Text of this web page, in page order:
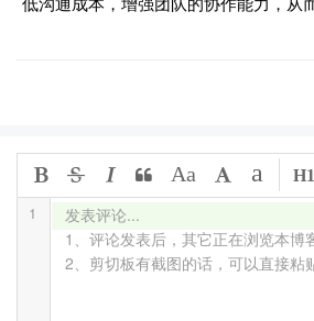
发表评论...
1、评论发表后，其它正在浏览本博
2、剪切板有截图的话，可以直接粘
1
Aa a H1